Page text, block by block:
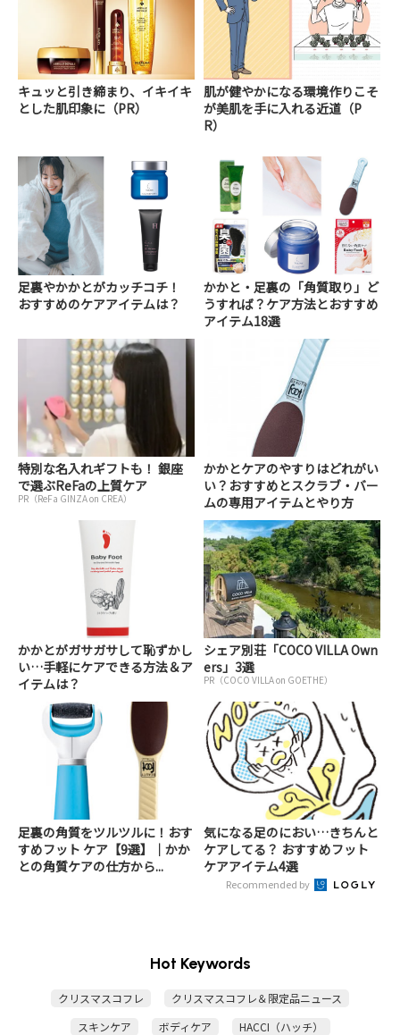
キュッと引き締まり、イキイキ
とした肌印象に（PR）
肌が健やかになる環境作りこそ
が美肌を手に入れる近道（P
R）
足裏やかかとがカッチコチ！
おすすめのケアアイテムは？
かかと・足裏の「角質取り」ど
うすれば？ケア方法とおすすめ
アイテム18選
特別な名入れギフトも！ 銀座
で選ぶReFaの上質ケア
PR（ReFa GINZA on CREA）
かかとケアのやすりはどれがい
い？おすすめとスクラブ・バー
ムの専用アイテムとやり方
かかとがガサガサして恥ずかし
い…手軽にケアできる方法＆ア
イテムは？
シェア別荘「COCO VILLA Own
ers」3選
PR（COCO VILLA on GOETHE）
足裏の角質をツルツルに！おす
すめフット ケア【9選】│かか
との角質ケアの仕方から...
気になる足のにおい…きちんと
ケアしてる？ おすすめフット
ケアアイテム4選
Recommended by
Hot Keywords
クリスマスコフレ
クリスマスコフレ＆限定品ニュース
スキンケア
ボディケア
HACCI（ハッチ）